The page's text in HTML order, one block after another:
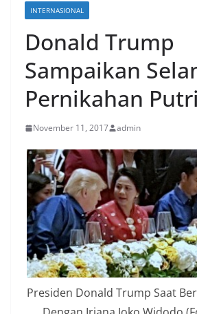
INTERNASIONAL
Donald Trump
Sampaikan
Pernikahan
November 11, 2017 admin
Presiden Donald Trump Saat